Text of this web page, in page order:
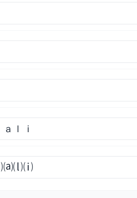
ｌｉ